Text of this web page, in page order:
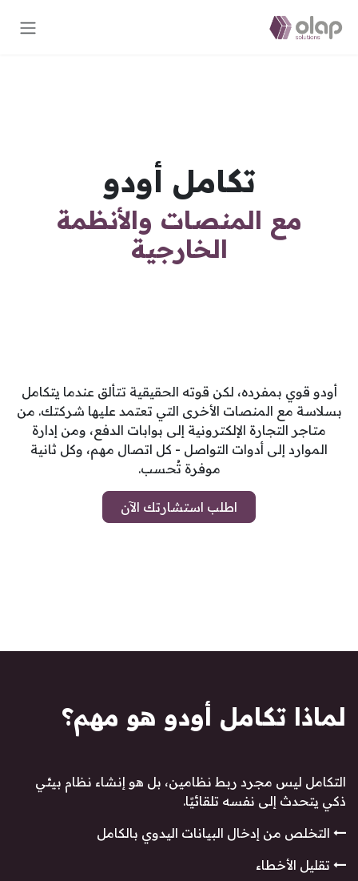
تكامل أودو
مع المنصات والأنظمة
الخارجية
أودو قوي بمفرده، لكن قوته الحقيقية تتألق عندما يتكامل
بسلاسة مع المنصات الأخرى التي تعتمد عليها شركتك. من
متاجر التجارة الإلكترونية إلى بوابات الدفع، ومن إدارة
الموارد إلى أدوات التواصل - كل اتصال مهم، وكل ثانية
موفرة تُحسب.
اطلب استشارتك الآن
لماذا تكامل أودو هو مهم؟
التكامل ليس مجرد ربط نظامين، بل هو إنشاء نظام بيئي
ذكي يتحدث إلى نفسه تلقائيًا.
التخلص من إدخال البيانات اليدوي بالكامل
تقليل الأخطاء